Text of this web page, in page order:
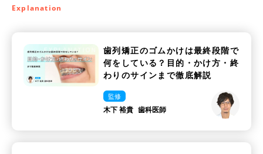
Explanation
歯列矯正のゴムかけは最終段階で
何をしている？目的・かけ方・終
わりのサインまで徹底解説
監修
木下 裕貴 歯科医師